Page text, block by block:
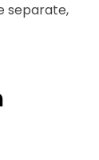
separate,